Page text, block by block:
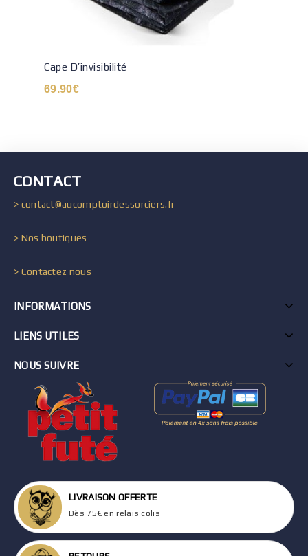
Cape D’invisibilité
69.90€
CONTACT
> contact@aucomptoirdessorciers.fr
> Nos boutiques
> Contactez nous
INFORMATIONS
LIENS UTILES
NOUS SUIVRE
LIVRAISON OFFERTE
Dès 75€ en relais colis